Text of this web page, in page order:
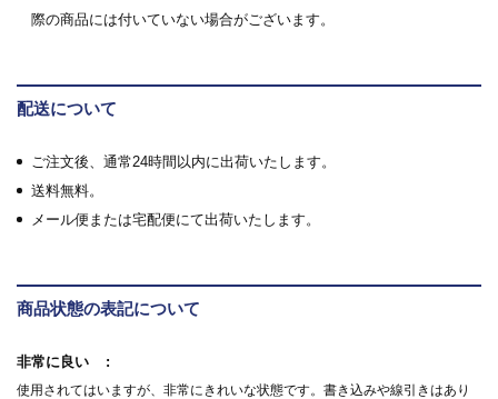
際の商品には付いていない場合がございます。
配送について
ご注文後、通常24時間以内に出荷いたします。
送料無料。
メール便または宅配便にて出荷いたします。
商品状態の表記について
非常に良い
使用されてはいますが、非常にきれいな状態です。書き込みや線引きはあり